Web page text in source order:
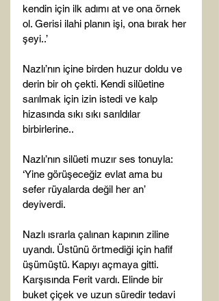
kendin için ilk adımı at ve ona örnek
ol. Gerisi ilahi planın işi, ona bırak her
şeyi..’
Nazlı’nın içine birden huzur doldu ve
derin bir oh çekti. Kendi silüetine
sarılmak için izin istedi ve kalp
hizasında sıkı sıkı sarıldılar
birbirlerine..
Nazlı’nın silüeti muzır ses tonuyla:
‘Yine görüşeceğiz evlat ama bu
sefer rüyalarda değil her an’
deyiverdi.
Nazlı ısrarla çalınan kapının ziline
uyandı. Üstünü örtmediği için hafif
üşümüştü. Kapıyı açmaya gitti.
Karşısında Ferit vardı. Elinde bir
buket çiçek ve uzun süredir tedavi